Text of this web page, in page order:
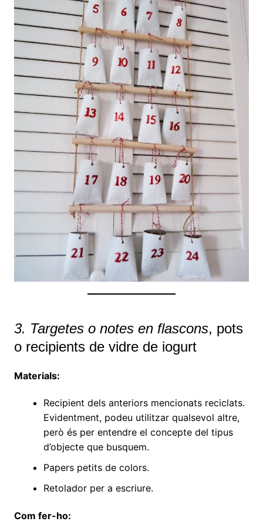
3. Targetes o notes en flascons, pots
o recipients de vidre de iogurt
Materials:
Recipient dels anteriors mencionats reciclats.
Evidentment, podeu utilitzar qualsevol altre,
però és per entendre el concepte del tipus
d’objecte que busquem.
Papers petits de colors.
Retolador per a escriure.
Com fer-ho: